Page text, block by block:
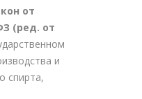
от
(ред. от
и
спирта,